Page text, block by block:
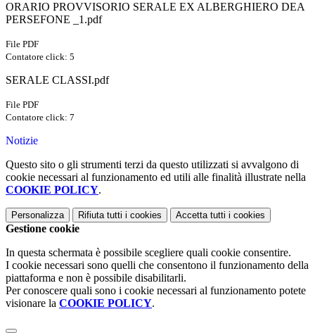
ORARIO PROVVISORIO SERALE EX ALBERGHIERO DEA
PERSEFONE _1.pdf
File PDF
Contatore click: 5
SERALE CLASSI.pdf
File PDF
Contatore click: 7
Notizie
Questo sito o gli strumenti terzi da questo utilizzati si avvalgono di
cookie necessari al funzionamento ed utili alle finalità illustrate nella
COOKIE POLICY.
Personalizza Rifiuta tutti i cookies Accetta tutti i cookies
Gestione cookie
In questa schermata è possibile scegliere quali cookie consentire.
I cookie necessari sono quelli che consentono il funzionamento della
piattaforma e non è possibile disabilitarli.
Per conoscere quali sono i cookie necessari al funzionamento potete
visionare la COOKIE POLICY.